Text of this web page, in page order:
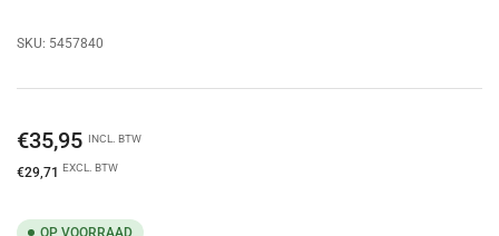
SKU: 5457840
Normale
€35,95 INCL. BTW
€29,71 EXCL. BTW
OP VOORRAAD